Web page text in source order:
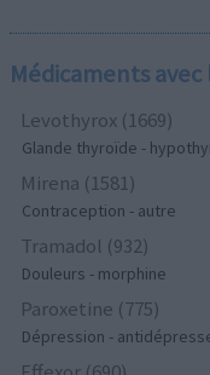
Médicaments
Levothyrox (1669)
Glande thyroïde -
Mirena (1581)
Contraception - autre
Tramadol (932)
Douleurs - morphine
Paroxetine (775)
Dépression -